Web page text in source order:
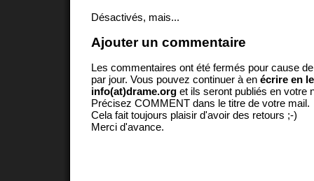
Désactivés, mais...
Ajouter un commentaire
Les commentaires ont été fermés pour cause
par jour. Vous pouvez continuer à en écrire en
info(at)drame.org et ils seront publiés en votre
Précisez COMMENT dans le titre de votre mail.
Cela fait toujours plaisir d'avoir des retours ;-)
Merci d'avance.